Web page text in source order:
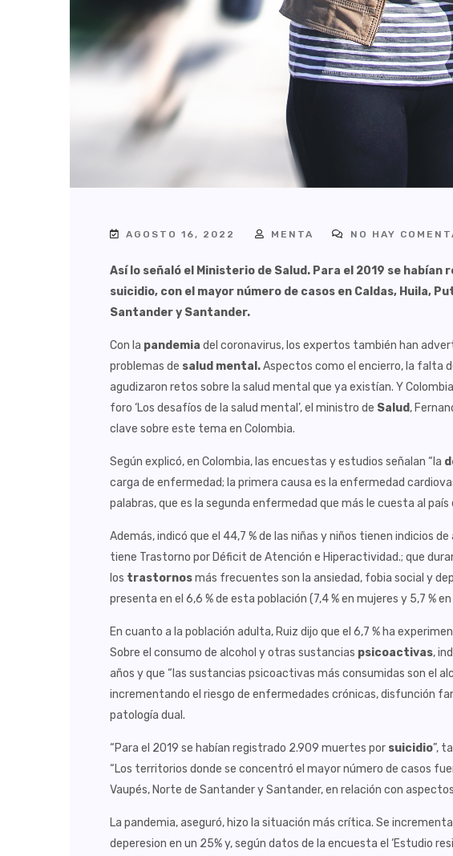
AGOSTO 16, 2022 MENTA NO HAY
Así lo señaló el Ministerio de Salud. Para el 2019 se
suicidio, con el mayor número de casos en Caldas, Huila,
Santander y Santander.
Con la pandemia del coronavirus, los expertos también han
problemas de salud mental.Aspectos como el encierro, la falta
agudizaron retos sobre la salud mental que ya existían. Y
foro ‘Los desafíos de la salud mental’, el ministro de Salud,
clave sobre este tema en Colombia.
Según explicó, en Colombia, las encuestas y estudios señalan “la
carga de enfermedad; la primera causa es la enfermedad
palabras, que es la segunda enfermedad que más le cuesta al
Además, indicó que el 44,7 % de las niñas y niños tienen indicios
tiene Trastorno por Déficit de Atención e Hiperactividad.; que
los trastornosmás frecuentes son la ansiedad, fobia social y
presenta en el 6,6 % de esta población (7,4 % en mujeres y 5,7 %
En cuanto a la población adulta, Ruiz dijo que el 6,7 % ha
Sobre el consumo de alcohol y otras sustancias psicoactivas,
años y que “las sustancias psicoactivas más consumidas son el
incrementando el riesgo de enfermedades crónicas, disfunción
patología dual.
“Para el 2019 se habían registrado 2.909 muertes por suicidio”,
“Los territorios donde se concentró el mayor número de casos
Vaupés, Norte de Santander y Santander, en relación con
La pandemia, aseguró, hizo la situación más crítica. Se
deperesion en un 25% y, según datos de la encuesta el ‘Estudio